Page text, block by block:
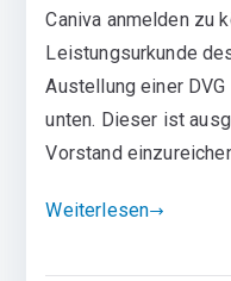
Caniva anmelden zu
Leistungsurkunde
Austellung einer
unten. Dieser ist
Vorstand
Weiterlesen